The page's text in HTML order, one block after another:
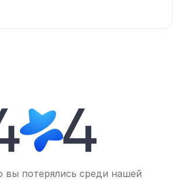
вы потерялись среди нашей